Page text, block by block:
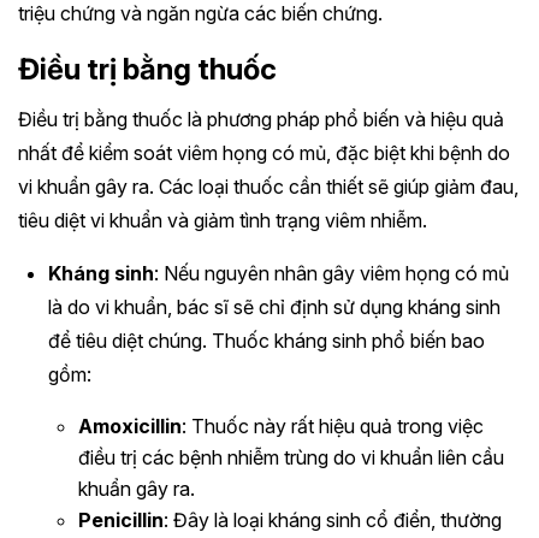
triệu chứng và ngăn ngừa các biến chứng.
Điều trị bằng thuốc
Điều trị bằng thuốc là phương pháp phổ biến và hiệu quả
nhất để kiểm soát viêm họng có mủ, đặc biệt khi bệnh do
vi khuẩn gây ra. Các loại thuốc cần thiết sẽ giúp giảm đau,
tiêu diệt vi khuẩn và giảm tình trạng viêm nhiễm.
Kháng sinh: Nếu nguyên nhân gây viêm họng có mủ
là do vi khuẩn, bác sĩ sẽ chỉ định sử dụng kháng sinh
để tiêu diệt chúng. Thuốc kháng sinh phổ biến bao
gồm:
Amoxicillin: Thuốc này rất hiệu quả trong việc
điều trị các bệnh nhiễm trùng do vi khuẩn liên cầu
khuẩn gây ra.
Penicillin: Đây là loại kháng sinh cổ điển, thường